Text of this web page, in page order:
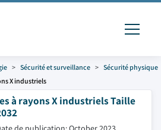
Sécurité et surveillance
Sécurité physique
X industriels
à rayons X industriels Taille